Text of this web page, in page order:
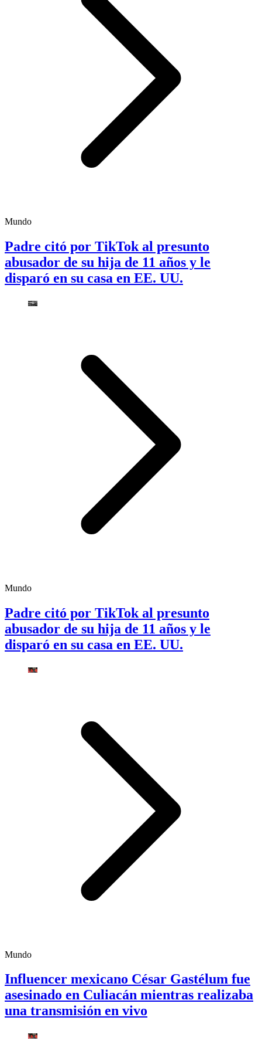
Mundo
Padre citó por TikTok al presunto
abusador de su hija de 11 años y le
disparó en su casa en EE. UU.
Mundo
Padre citó por TikTok al presunto
abusador de su hija de 11 años y le
disparó en su casa en EE. UU.
Mundo
Influencer mexicano César Gastélum fue
asesinado en Culiacán mientras realizaba
una transmisión en vivo